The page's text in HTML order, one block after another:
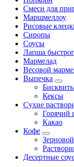
Смеси для
Маршмеллоу
Рисовые
Сиропы
Соусы
Лапша
Мармелад
Весовой
Выпечка
Кексы
Сухие
Горячий
Какао
Кофе
Зерновой
Десертные